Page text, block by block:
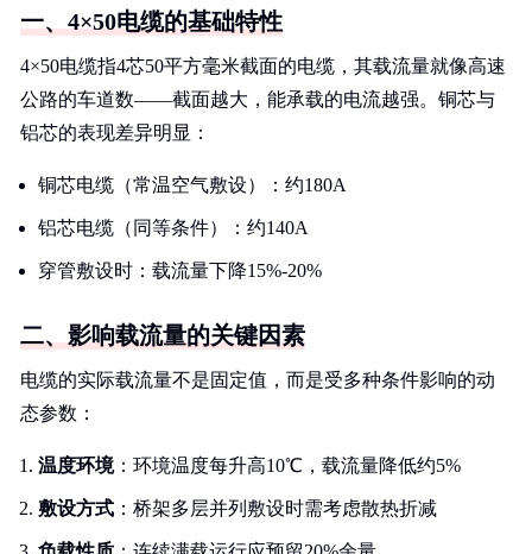
一、4×50电缆的基础特性
4×50电缆指4芯50平方毫米截面的电缆，其载流量就像高速
公路的车道数——截面越大，能承载的电流越强。铜芯与
铝芯的表现差异明显：
铜芯电缆（常温空气敷设）：约180A
铝芯电缆（同等条件）：约140A
穿管敷设时：载流量下降15%-20%
二、影响载流量的关键因素
电缆的实际载流量不是固定值，而是受多种条件影响的动
态参数：
温度环境：环境温度每升高10℃，载流量降低约5%
敷设方式 ：桥架多层并列敷设时需考虑散热折减